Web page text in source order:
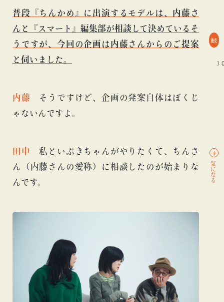
普段『ちんかめ』に出演するモデルは、内藤さ
んと『スマート』編集部が相談して決めているそ
うですが、今回の企画は内藤さんからのご提案
と伺いました。
内藤 そうですけど、企画の発案自体はぼくじ
ゃないんですよ。
田中
私といぶきちゃんがやりたくて、ちんさ
ん（内藤さんの愛称）に相談したのが始まりな
んです。
観
#TOKYO CULTUART by BEAMS #TOKYO
気になる